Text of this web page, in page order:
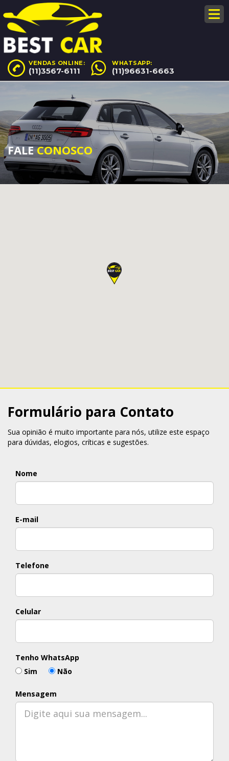
VENDAS ONLINE:
(11)3567-6111
WHATSAPP:
(11)96631-6663
FALECONOSCO
Formulário para Contato
Sua opinião é muito importante para nós, utilize este espaço
para dúvidas, elogios, críticas e sugestões.
Nome
E-mail
Telefone
Celular
Tenho WhatsApp
Sim
Não
Mensagem